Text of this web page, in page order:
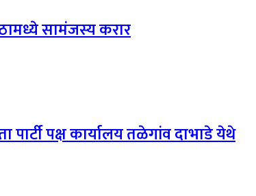
सामंजस्य करार
पार्टी पक्ष कार्यालय तळेगांव दाभाडे येथे